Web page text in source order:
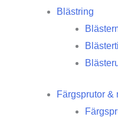
Blästring
Färgsprutor &